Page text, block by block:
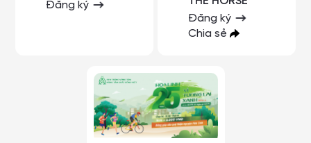
Đăng ký
Đăng ký
Chia sẻ